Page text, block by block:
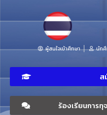
ผู้สนใจเข้าศึกษา นัก
ส
ร้องเรียนการ